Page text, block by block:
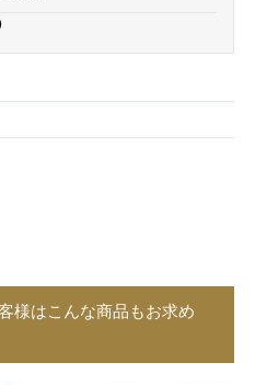
様はこんな商品もお求め